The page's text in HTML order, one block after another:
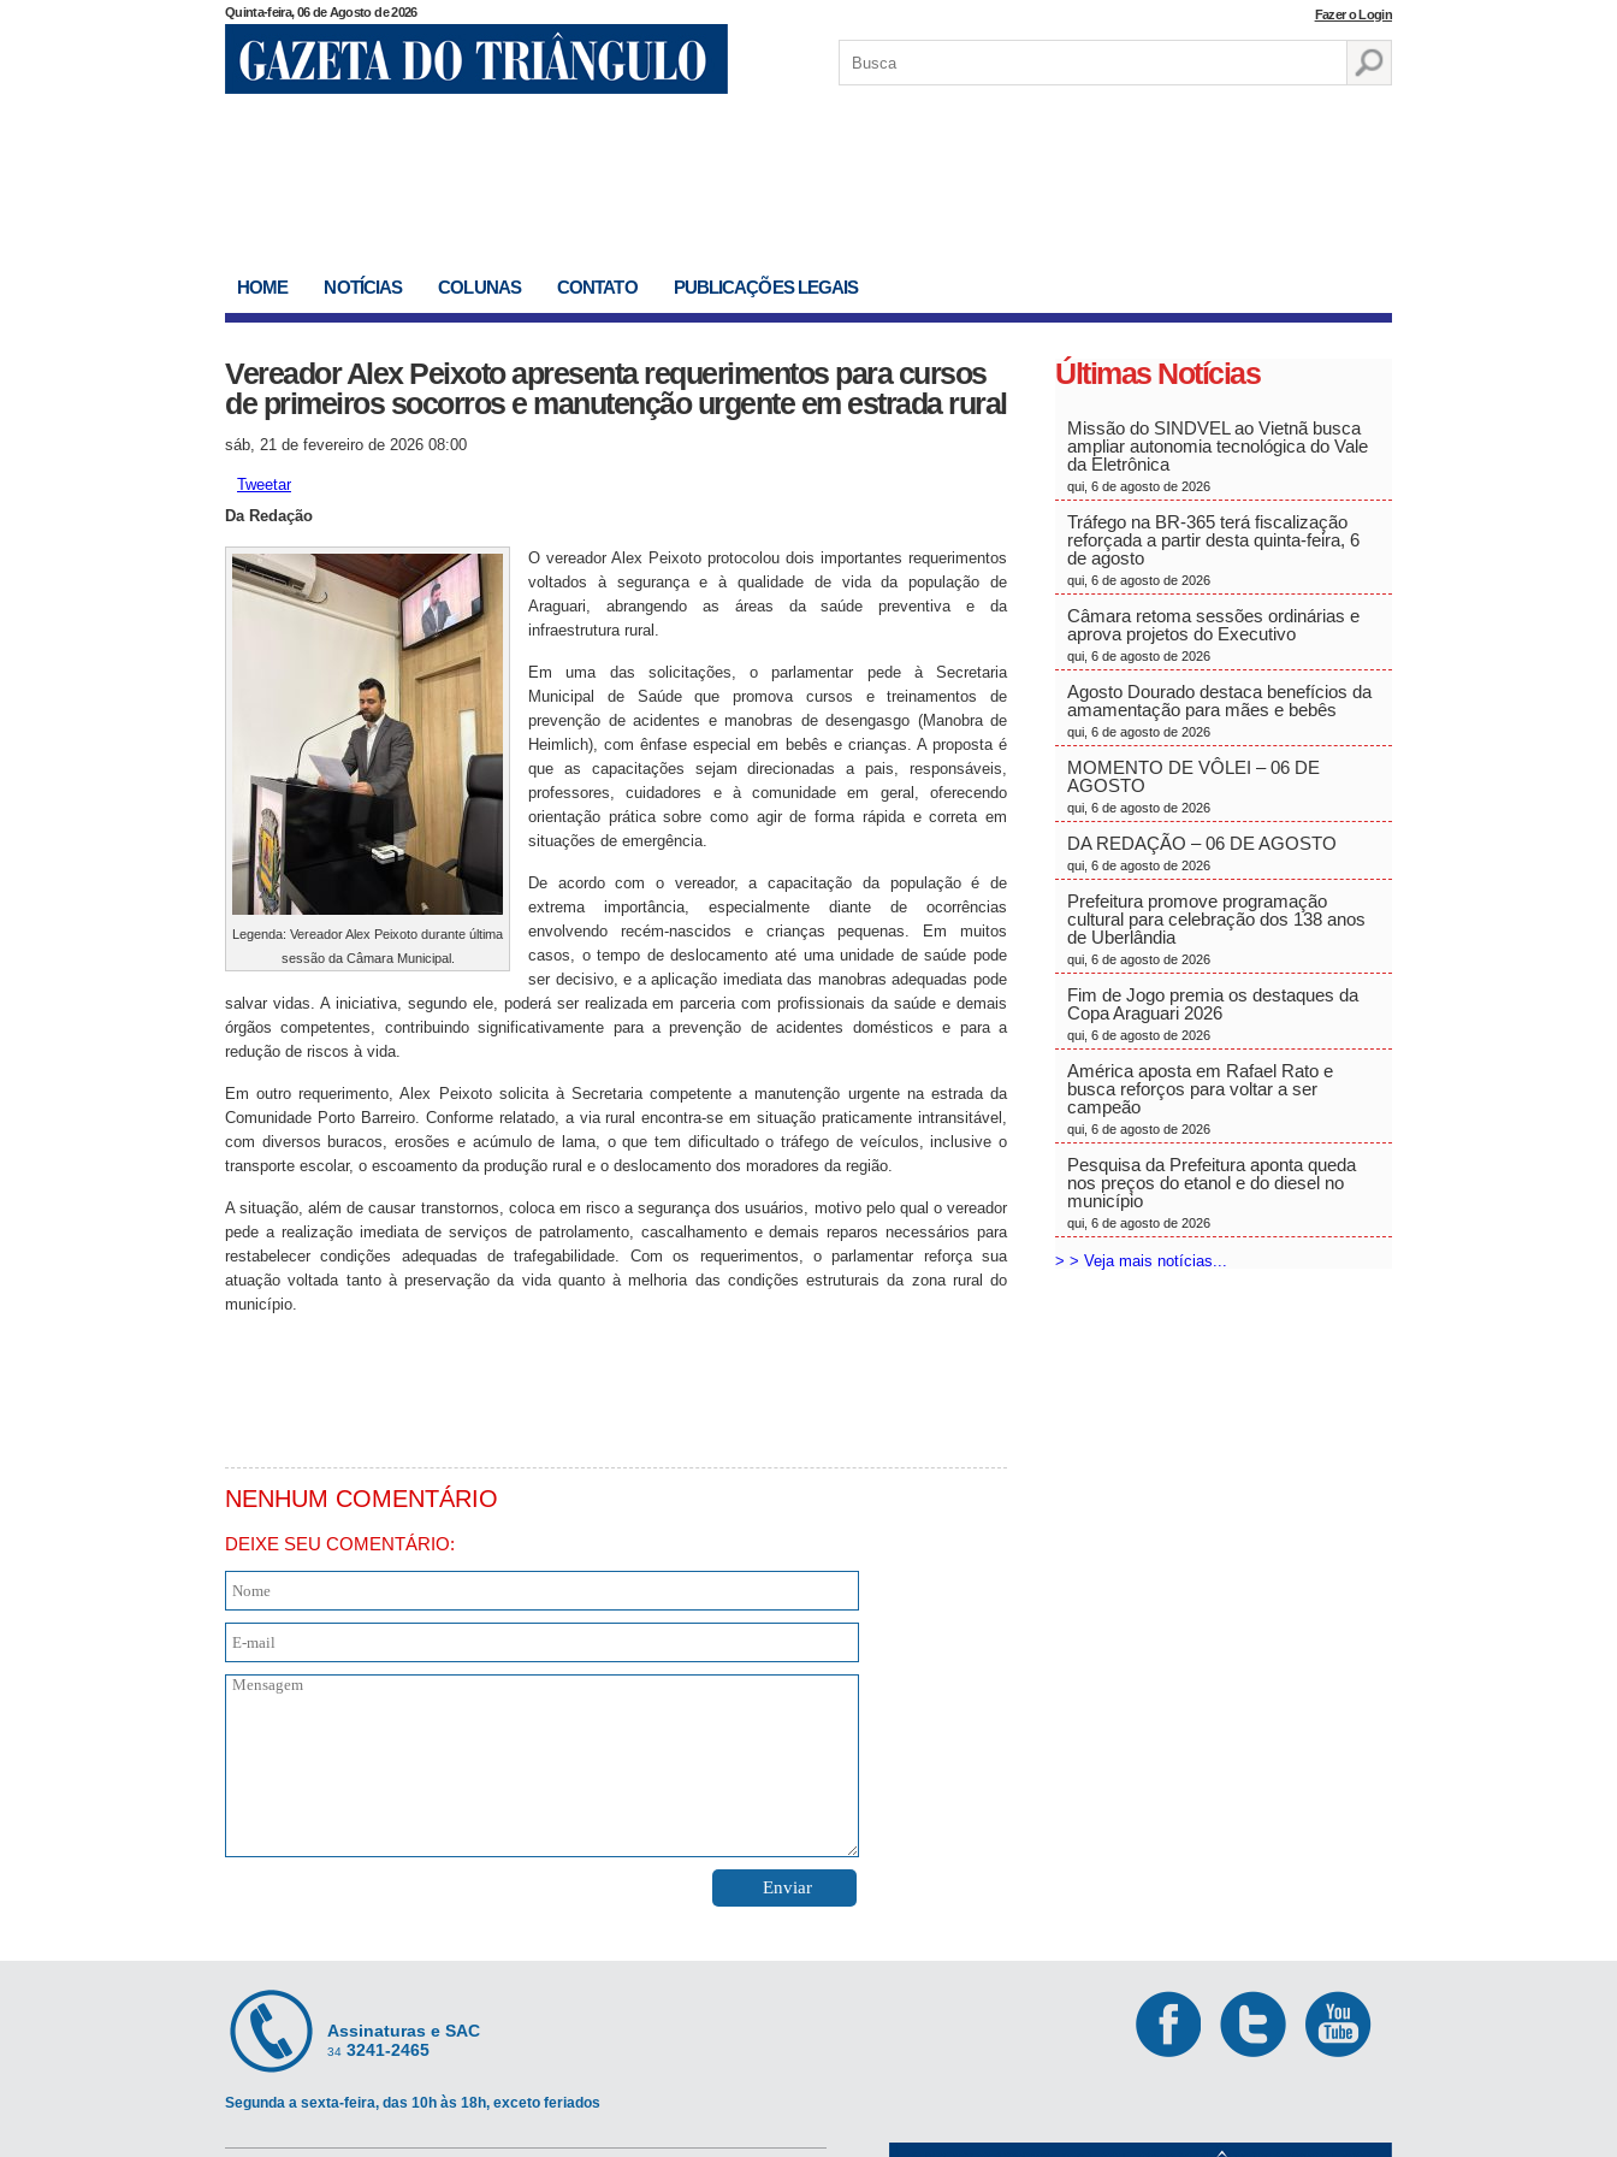
Quinta-feira, 06 de Agosto de 2026 Fazer o Login
HOME NOTÍCIAS COLUNAS CONTATO PUBLICAÇÕES LEGAIS
Vereador Alex Peixoto apresenta requerimentos para cursos
de primeiros socorros e manutenção urgente em estrada rural
sáb, 21 de fevereiro de 2026 08:00
Tweetar
Da Redação
Legenda: Vereador Alex Peixoto durante última
sessão da Câmara Municipal.
O vereador Alex Peixoto protocolou dois importantes requerimentos
voltados à segurança e à qualidade de vida da população de
Araguari, abrangendo as áreas da saúde preventiva e da
infraestrutura rural.
Em uma das solicitações, o parlamentar pede à Secretaria
Municipal de Saúde que promova cursos e treinamentos de
prevenção de acidentes e manobras de desengasgo (Manobra de
Heimlich), com ênfase especial em bebês e crianças. A proposta é
que as capacitações sejam direcionadas a pais, responsáveis,
professores, cuidadores e à comunidade em geral, oferecendo
orientação prática sobre como agir de forma rápida e correta em
situações de emergência.
De acordo com o vereador, a capacitação da população é de
extrema importância, especialmente diante de ocorrências
envolvendo recém-nascidos e crianças pequenas. Em muitos
casos, o tempo de deslocamento até uma unidade de saúde pode
ser decisivo, e a aplicação imediata das manobras adequadas pode
salvar vidas. A iniciativa, segundo ele, poderá ser realizada em parceria com profissionais da saúde e demais
órgãos competentes, contribuindo significativamente para a prevenção de acidentes domésticos e para a
redução de riscos à vida.
Em outro requerimento, Alex Peixoto solicita à Secretaria competente a manutenção urgente na estrada da
Comunidade Porto Barreiro. Conforme relatado, a via rural encontra-se em situação praticamente intransitável,
com diversos buracos, erosões e acúmulo de lama, o que tem dificultado o tráfego de veículos, inclusive o
transporte escolar, o escoamento da produção rural e o deslocamento dos moradores da região.
A situação, além de causar transtornos, coloca em risco a segurança dos usuários, motivo pelo qual o vereador
pede a realização imediata de serviços de patrolamento, cascalhamento e demais reparos necessários para
restabelecer condições adequadas de trafegabilidade. Com os requerimentos, o parlamentar reforça sua
atuação voltada tanto à preservação da vida quanto à melhoria das condições estruturais da zona rural do
município.
NENHUM COMENTÁRIO
DEIXE SEU COMENTÁRIO:
Últimas Notícias
Missão do SINDVEL ao Vietnã busca
ampliar autonomia tecnológica do Vale
da Eletrônica
qui, 6 de agosto de 2026
Tráfego na BR-365 terá fiscalização
reforçada a partir desta quinta-feira, 6
de agosto
qui, 6 de agosto de 2026
Câmara retoma sessões ordinárias e
aprova projetos do Executivo
qui, 6 de agosto de 2026
Agosto Dourado destaca benefícios da
amamentação para mães e bebês
qui, 6 de agosto de 2026
MOMENTO DE VÔLEI – 06 DE
AGOSTO
qui, 6 de agosto de 2026
DA REDAÇÃO – 06 DE AGOSTO
qui, 6 de agosto de 2026
Prefeitura promove programação
cultural para celebração dos 138 anos
de Uberlândia
qui, 6 de agosto de 2026
Fim de Jogo premia os destaques da
Copa Araguari 2026
qui, 6 de agosto de 2026
América aposta em Rafael Rato e
busca reforços para voltar a ser
campeão
qui, 6 de agosto de 2026
Pesquisa da Prefeitura aponta queda
nos preços do etanol e do diesel no
município
qui, 6 de agosto de 2026
> > Veja mais notícias...
Assinaturas e SAC
34 3241-2465
Segunda a sexta-feira, das 10h às 18h, exceto feriados